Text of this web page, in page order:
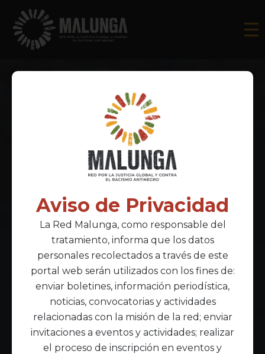
Aviso de Privacidad
La Red Malunga, como responsable del
tratamiento, informa que los datos
personales recolectados a través de este
portal web serán utilizados con los fines de:
enviar boletines, información periodística,
noticias, convocatorias y actividades
relacionadas con la misión de la red; enviar
invitaciones a eventos y actividades; realizar
el proceso de inscripción en eventos y